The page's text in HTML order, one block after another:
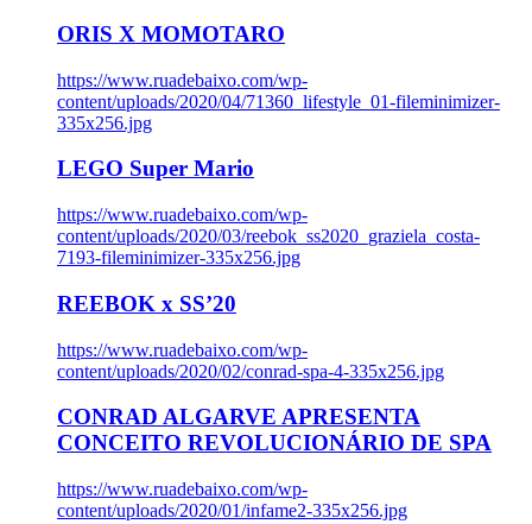
ORIS X MOMOTARO
https://www.ruadebaixo.com/wp-
content/uploads/2020/04/71360_lifestyle_01-fileminimizer-
335x256.jpg
LEGO Super Mario
https://www.ruadebaixo.com/wp-
content/uploads/2020/03/reebok_ss2020_graziela_costa-
7193-fileminimizer-335x256.jpg
REEBOK x SS’20
https://www.ruadebaixo.com/wp-
content/uploads/2020/02/conrad-spa-4-335x256.jpg
CONRAD ALGARVE APRESENTA
CONCEITO REVOLUCIONÁRIO DE SPA
https://www.ruadebaixo.com/wp-
content/uploads/2020/01/infame2-335x256.jpg